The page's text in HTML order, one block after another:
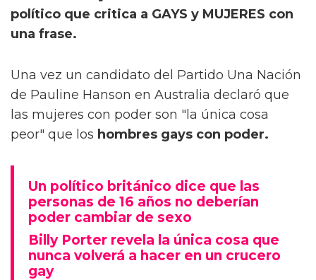
político que critica a GAYS y MUJERES con
una frase.
Una vez un candidato del Partido Una Nación
de Pauline Hanson en Australia declaró que
las mujeres con poder son "la única cosa
peor" que los hombres gays con poder.
Un político británico dice que las
personas de 16 años no deberían
poder cambiar de sexo
Billy Porter revela la única cosa que
nunca volverá a hacer en un crucero
gay